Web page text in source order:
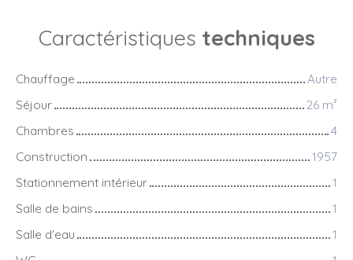
Caractéristiques techniques
Chauffage
Autre
Séjour
26 m²
Chambres
4
Construction
1957
Stationnement intérieur
1
Salle de bains
1
Salle d'eau
1